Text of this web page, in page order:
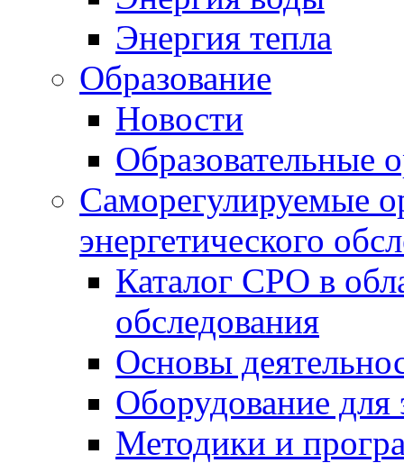
Энергия тепла
Образование
Новости
Образовательные
Саморегулируемые
энергетического
Каталог СРО в
обследования
Основы
Оборудование для
Методики и